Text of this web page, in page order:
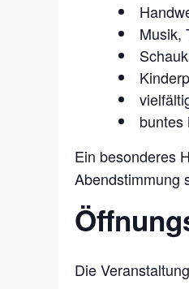
Musik,
buntes
Ein besonderes
Abendstimmung
Die